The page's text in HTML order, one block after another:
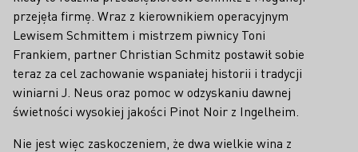
przejęła firmę. Wraz z kierownikiem operacyjnym
Lewisem Schmittem i mistrzem piwnicy Toni
Frankiem, partner Christian Schmitz postawił sobie
teraz za cel zachowanie wspaniałej historii i tradycji
winiarni J. Neus oraz pomoc w odzyskaniu dawnej
świetności wysokiej jakości Pinot Noir z Ingelheim.
Nie jest więc zaskoczeniem, że dwa wielkie wina z